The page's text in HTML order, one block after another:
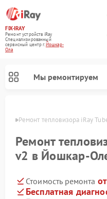
FIX-IRAY
Ремонт устройств iRay
Специализированный
cервисный центр г.Йошкар-
Ола
Мы ремонтируем
Ремонт тепловизора iRay
Ремонт
v2 в Йошкар-
Стоимость ремонта
Бесплатная